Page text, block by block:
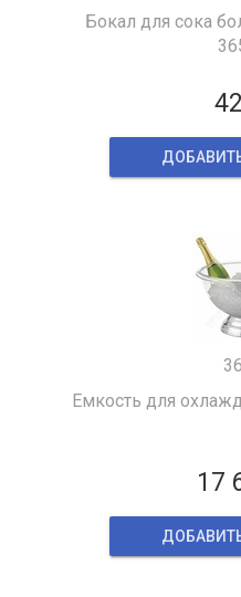
Бокал для сока
Емкость для
17